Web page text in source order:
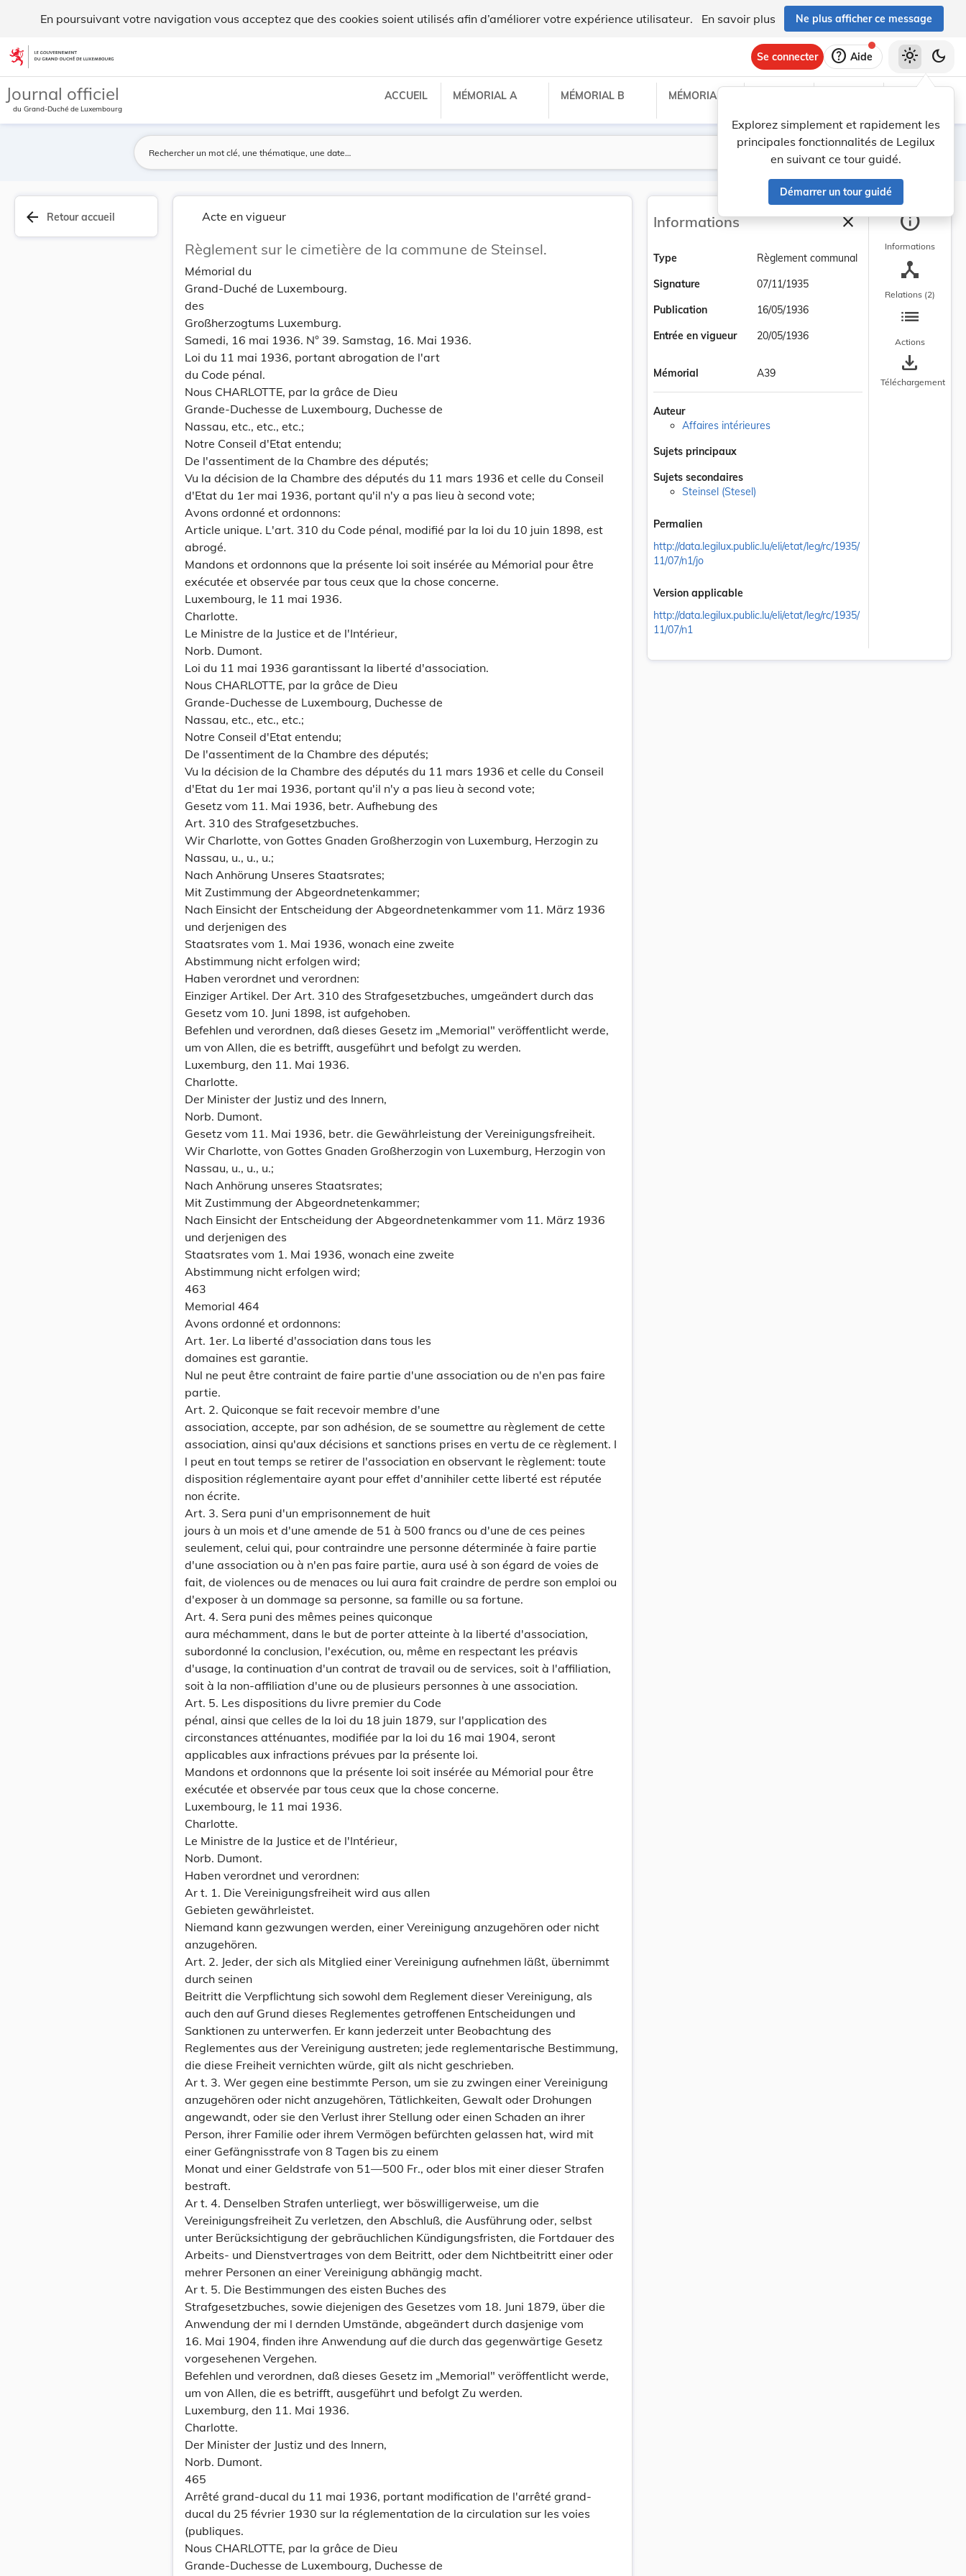
En poursuivant votre navigation vous acceptez que des cookies soient utilisés afin d’améliorer votre expérience utilisateur. En savoir plus Ne plus afficher ce message
Aller au contenu
Se connecter help Aide
Explorez simplement et rapidement les
principales fonctionnalités de Legilux
en suivant ce tour guidé.
Démarrer un tour guidé
light_mode dark_mode
Journal officiel
du Grand-Duché de Luxembourg
ACCUEIL MÉMORIAL A MÉMORIAL B MÉMORIAL C
Lancer la recherche
Filtres
arrow_back Retour accueil Acte en vigueur
Règlement sur le cimetière de la commune de Steinsel.
Mémorial du
Grand-Duché de Luxembourg.
des
Großherzogtums Luxemburg.
Samedi, 16 mai 1936. N° 39. Samstag, 16. Mai 1936.
Loi du 11 mai 1936, portant abrogation de l'art
du Code pénal.
Nous CHARLOTTE, par la grâce de Dieu
Grande-Duchesse de Luxembourg, Duchesse de
Nassau, etc., etc., etc.;
Notre Conseil d'Etat entendu;
De l'assentiment de la Chambre des députés;
Vu la décision de la Chambre des députés du 11 mars 1936 et celle du Conseil
d'Etat du 1er mai 1936, portant qu'il n'y a pas lieu à second vote;
Avons ordonné et ordonnons:
Article unique. L'art. 310 du Code pénal, modifié par la loi du 10 juin 1898, est
abrogé.
Mandons et ordonnons que la présente loi soit insérée au Mémorial pour être
exécutée et observée par tous ceux que la chose concerne.
Luxembourg, le 11 mai 1936.
Charlotte.
Le Ministre de la Justice et de l'Intérieur,
Norb. Dumont.
Loi du 11 mai 1936 garantissant la liberté d'association.
Nous CHARLOTTE, par la grâce de Dieu
Grande-Duchesse de Luxembourg, Duchesse de
Nassau, etc., etc., etc.;
Notre Conseil d'Etat entendu;
De l'assentiment de la Chambre des députés;
Vu la décision de la Chambre des députés du 11 mars 1936 et celle du Conseil
d'Etat du 1er mai 1936, portant qu'il n'y a pas lieu à second vote;
Gesetz vom 11. Mai 1936, betr. Aufhebung des
Art. 310 des Strafgesetzbuches.
Wir Charlotte, von Gottes Gnaden Großherzogin von Luxemburg, Herzogin zu
Nassau, u., u., u.;
Nach Anhörung Unseres Staatsrates;
Mit Zustimmung der Abgeordnetenkammer;
Nach Einsicht der Entscheidung der Abgeordnetenkammer vom 11. März 1936
und derjenigen des
Staatsrates vom 1. Mai 1936, wonach eine zweite
Abstimmung nicht erfolgen wird;
Haben verordnet und verordnen:
Einziger Artikel. Der Art. 310 des Strafgesetzbuches, umgeändert durch das
Gesetz vom 10. Juni 1898, ist aufgehoben.
Befehlen und verordnen, daß dieses Gesetz im „Memorial" veröffentlicht werde,
um von Allen, die es betrifft, ausgeführt und befolgt zu werden.
Luxemburg, den 11. Mai 1936.
Charlotte.
Der Minister der Justiz und des Innern,
Norb. Dumont.
Gesetz vom 11. Mai 1936, betr. die Gewährleistung der Vereinigungsfreiheit.
Wir Charlotte, von Gottes Gnaden Großherzogin von Luxemburg, Herzogin von
Nassau, u., u., u.;
Nach Anhörung unseres Staatsrates;
Mit Zustimmung der Abgeordnetenkammer;
Nach Einsicht der Entscheidung der Abgeordnetenkammer vom 11. März 1936
und derjenigen des
Staatsrates vom 1. Mai 1936, wonach eine zweite
Abstimmung nicht erfolgen wird;
463
Memorial 464
Avons ordonné et ordonnons:
Art. 1er. La liberté d'association dans tous les
domaines est garantie.
Nul ne peut être contraint de faire partie d'une association ou de n'en pas faire
partie.
Art. 2. Quiconque se fait recevoir membre d'une
association, accepte, par son adhésion, de se soumettre au règlement de cette
association, ainsi qu'aux décisions et sanctions prises en vertu de ce règlement. I
l peut en tout temps se retirer de l'association en observant le règlement: toute
disposition réglementaire ayant pour effet d'annihiler cette liberté est réputée
non écrite.
Art. 3. Sera puni d'un emprisonnement de huit
jours à un mois et d'une amende de 51 à 500 francs ou d'une de ces peines
seulement, celui qui, pour contraindre une personne déterminée à faire partie
d'une association ou à n'en pas faire partie, aura usé à son égard de voies de
fait, de violences ou de menaces ou lui aura fait craindre de perdre son emploi ou
d'exposer à un dommage sa personne, sa famille ou sa fortune.
Art. 4. Sera puni des mêmes peines quiconque
aura méchamment, dans le but de porter atteinte à la liberté d'association,
subordonné la conclusion, l'exécution, ou, même en respectant les préavis
d'usage, la continuation d'un contrat de travail ou de services, soit à l'affiliation,
soit à la non-affiliation d'une ou de plusieurs personnes à une association.
Art. 5. Les dispositions du livre premier du Code
pénal, ainsi que celles de la loi du 18 juin 1879, sur l'application des
circonstances atténuantes, modifiée par la loi du 16 mai 1904, seront
applicables aux infractions prévues par la présente loi.
Mandons et ordonnons que la présente loi soit insérée au Mémorial pour être
exécutée et observée par tous ceux que la chose concerne.
Luxembourg, le 11 mai 1936.
Charlotte.
Le Ministre de la Justice et de l'Intérieur,
Norb. Dumont.
Haben verordnet und verordnen:
Ar t. 1. Die Vereinigungsfreiheit wird aus allen
Gebieten gewährleistet.
Niemand kann gezwungen werden, einer Vereinigung anzugehören oder nicht
anzugehören.
Art. 2. Jeder, der sich als Mitglied einer Vereinigung aufnehmen läßt, übernimmt
durch seinen
Beitritt die Verpflichtung sich sowohl dem Reglement dieser Vereinigung, als
auch den auf Grund dieses Reglementes getroffenen Entscheidungen und
Sanktionen zu unterwerfen. Er kann jederzeit unter Beobachtung des
Reglementes aus der Vereinigung austreten; jede reglementarische Bestimmung,
die diese Freiheit vernichten würde, gilt als nicht geschrieben.
Ar t. 3. Wer gegen eine bestimmte Person, um sie zu zwingen einer Vereinigung
anzugehören oder nicht anzugehören, Tätlichkeiten, Gewalt oder Drohungen
angewandt, oder sie den Verlust ihrer Stellung oder einen Schaden an ihrer
Person, ihrer Familie oder ihrem Vermögen befürchten gelassen hat, wird mit
einer Gefängnisstrafe von 8 Tagen bis zu einem
Monat und einer Geldstrafe von 51—500 Fr., oder blos mit einer dieser Strafen
bestraft.
Ar t. 4. Denselben Strafen unterliegt, wer böswilligerweise, um die
Vereinigungsfreiheit Zu verletzen, den Abschluß, die Ausführung oder, selbst
unter Berücksichtigung der gebräuchlichen Kündigungsfristen, die Fortdauer des
Arbeits- und Dienstvertrages von dem Beitritt, oder dem Nichtbeitritt einer oder
mehrer Personen an einer Vereinigung abhängig macht.
Ar t. 5. Die Bestimmungen des eisten Buches des
Strafgesetzbuches, sowie diejenigen des Gesetzes vom 18. Juni 1879, über die
Anwendung der mi l dernden Umstände, abgeändert durch dasjenige vom
16. Mai 1904, finden ihre Anwendung auf die durch das gegenwärtige Gesetz
vorgesehenen Vergehen.
Befehlen und verordnen, daß dieses Gesetz im „Memorial" veröffentlicht werde,
um von Allen, die es betrifft, ausgeführt und befolgt Zu werden.
Luxemburg, den 11. Mai 1936.
Charlotte.
Der Minister der Justiz und des Innern,
Norb. Dumont.
465
Arrêté grand-ducal du 11 mai 1936, portant modification de l'arrêté grand-
ducal du 25 février 1930 sur la réglementation de la circulation sur les voies
(publiques.
Nous CHARLOTTE, par la grâce de Dieu
Grande-Duchesse de Luxembourg, Duchesse de
Informations closeFermer la barre
Type
Règlement communal
Signature
07/11/1935
Publication
16/05/1936
Entrée en vigueur
20/05/1936
Mémorial A39
Auteur
Affaires intérieures
Sujets principaux
Sujets secondaires
Steinsel (Stesel)
Permalien
http://data.legilux.public.lu/eli/etat/leg/rc/1935/
11/07/n1/jo
Version applicable
http://data.legilux.public.lu/eli/etat/leg/rc/1935/
11/07/n1
info
Informations
device_hub
Relations (2)
list
Actions
save_alt
Téléchargement